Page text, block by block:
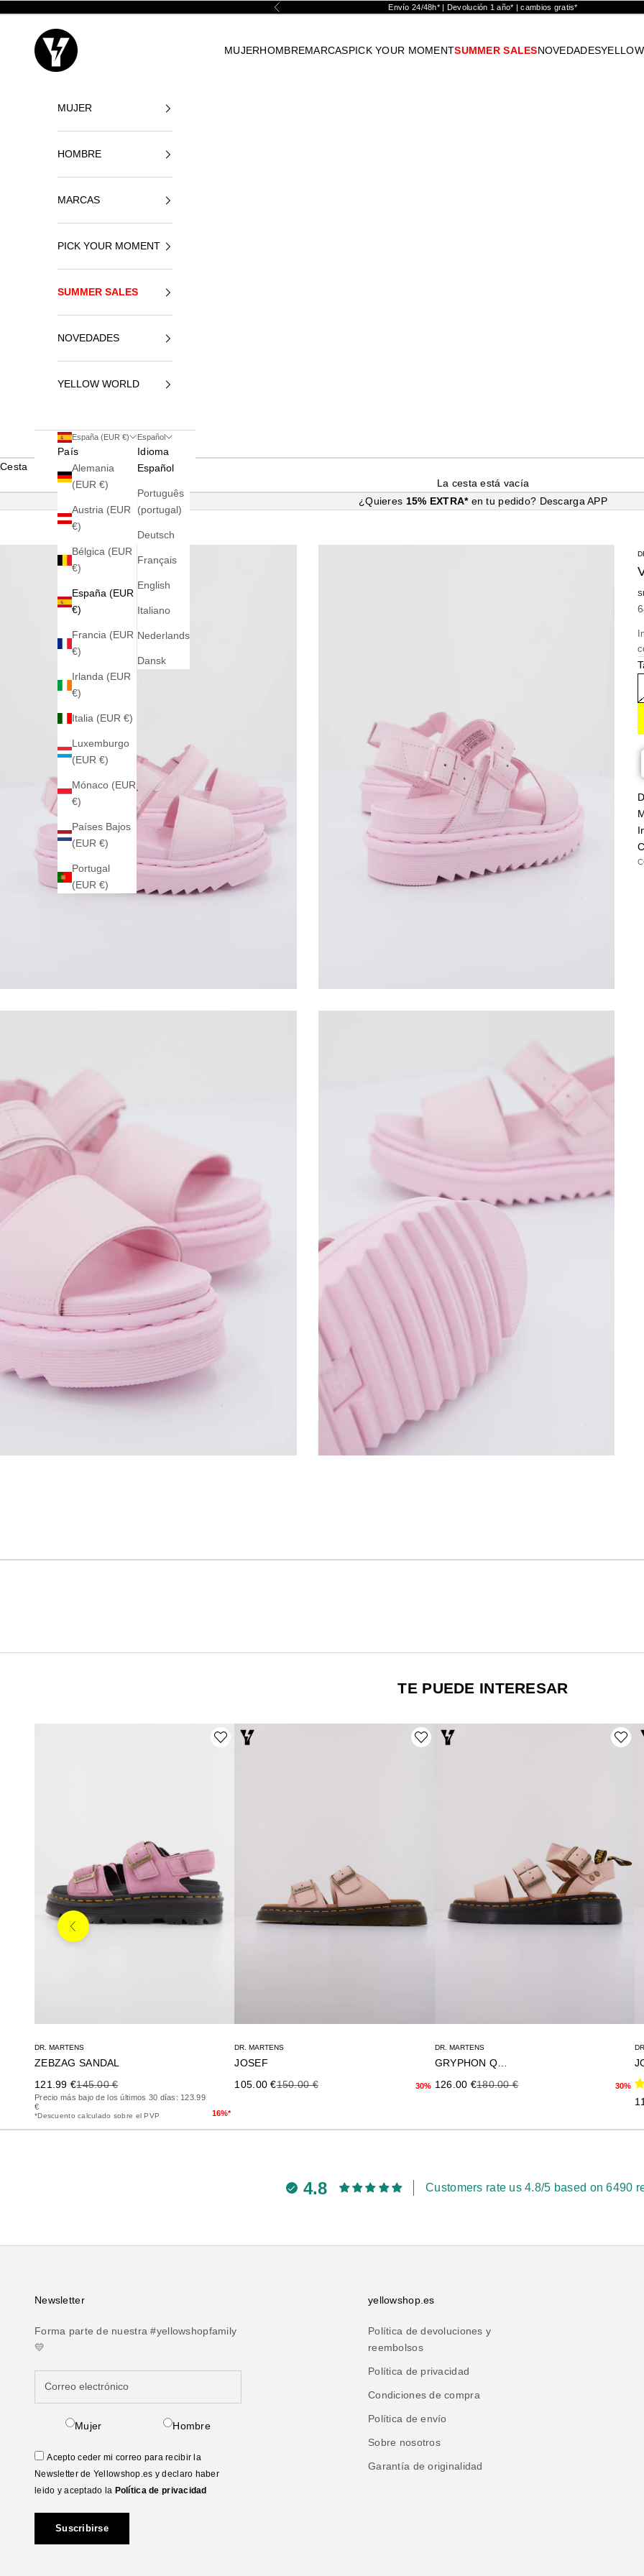
Anterior Envío 24/48h* | Devolución 1 año* | cambios gratis*
Yellowshop
MUJERHOMBREMARCASPICK YOUR MOMENTSUMMER SALESNOVEDADES
MUJER
HOMBRE
MARCAS
PICK YOUR MOMENT
SUMMER SALES
NOVEDADES
YELLOW WORLD
España (EUR €)
País
Alemania
(EUR €)
Austria (EUR
€)
Bélgica (EUR
€)
España (EUR
€)
Francia (EUR
€)
Irlanda (EUR
€)
Italia (EUR €)
Luxemburgo
(EUR €)
Mónaco (EUR
€)
Países Bajos
(EUR €)
Portugal
(EUR €)
Español
Idioma
Español
Português
(portugal)
Deutsch
Français
English
Italiano
Nederlands
Dansk
Cesta
La cesta está vacía
¿Quieres 15% EXTRA* en tu pedido? Descarga APP
TE PUEDE INTERESAR
DR. MARTENS
ZEBZAG SANDAL
Precio de oferta
121.99 €Precio anterior
145.00 €
Precio más bajo de los últimos 30 días: 123.99
€
*Descuento calculado sobre el PVP 16%*
DR. MARTENS
JOSEF
Precio de oferta
105.00 €Precio anterior
150.00 € 30%
DR. MARTENS
Precio de oferta
126.00 €Precio anterior
180.00 € 30%
Anterior
4.8 Customers rate us 4.8/5 based on 6490
Newsletter
Forma parte de nuestra #yellowshopfamily
💛
Mujer Hombre
Acepto ceder mi correo para recibir la
Newsletter de Yellowshop.es y declaro haber
leido y aceptado la Política de privacidad
Suscribirse
yellowshop.es
Política de devoluciones y
reembolsos
Política de privacidad
Condiciones de compra
Política de envío
Sobre nosotros
Garantía de originalidad